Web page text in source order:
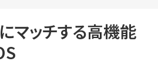
マッチする高機能